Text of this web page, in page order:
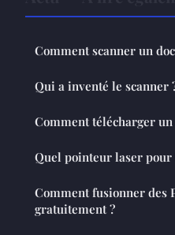
Comment scanner un
Qui a inventé le scanner
Comment télécharger un
Quel pointeur laser pour
Comment fusionner des
gratuitement ?